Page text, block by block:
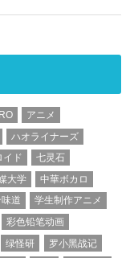
アニメ
ハオライナーズ
イド
七灵石
大学
中華ボカロ
道
学生制作アニメ
彩色铅笔动画
绿怪研
罗小黑战记